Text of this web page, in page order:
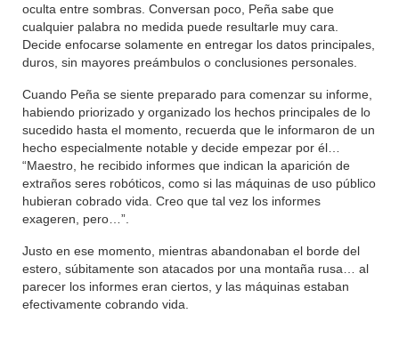
oculta entre sombras. Conversan poco, Peña sabe que
cualquier palabra no medida puede resultarle muy cara.
Decide enfocarse solamente en entregar los datos principales,
duros, sin mayores preámbulos o conclusiones personales.
Cuando Peña se siente preparado para comenzar su informe,
habiendo priorizado y organizado los hechos principales de lo
sucedido hasta el momento, recuerda que le informaron de un
hecho especialmente notable y decide empezar por él…
“Maestro, he recibido informes que indican la aparición de
extraños seres robóticos, como si las máquinas de uso público
hubieran cobrado vida. Creo que tal vez los informes
exageren, pero…”.
Justo en ese momento, mientras abandonaban el borde del
estero, súbitamente son atacados por una montaña rusa… al
parecer los informes eran ciertos, y las máquinas estaban
efectivamente cobrando vida.